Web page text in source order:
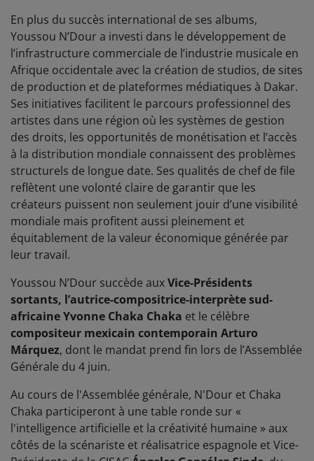
En plus du succès international de ses albums,
Youssou N’Dour a investi dans le développement de
l’infrastructure commerciale de l’industrie musicale en
Afrique occidentale avec la création de studios, de sites
de production et de plateformes médiatiques à Dakar.
Ses initiatives facilitent le parcours professionnel des
artistes dans une région où les systèmes de gestion
des droits, les opportunités de monétisation et l’accès
à la distribution mondiale connaissent des problèmes
structurels de longue date. Ses qualités de chef de file
reflètent une volonté claire de garantir que les
créateurs puissent non seulement jouir d’une visibilité
mondiale mais profitent aussi pleinement et
équitablement de la valeur économique générée par
leur travail.
Youssou N’Dour succède auxVice-Présidents
sortants, l’autrice-compositrice-interprète sud-
africaine Yvonne Chaka Chaka et le célèbre
compositeur mexicain contemporain Arturo
Márquez, dont le mandat prend fin lors de l’Assemblée
Générale du 4 juin.
Au cours de l'Assemblée générale, N'Dour et Chaka
Chaka participeront à une table ronde sur «
l'intelligence artificielle et la créativité humaine » aux
côtés de la scénariste et réalisatrice espagnole et Vice-